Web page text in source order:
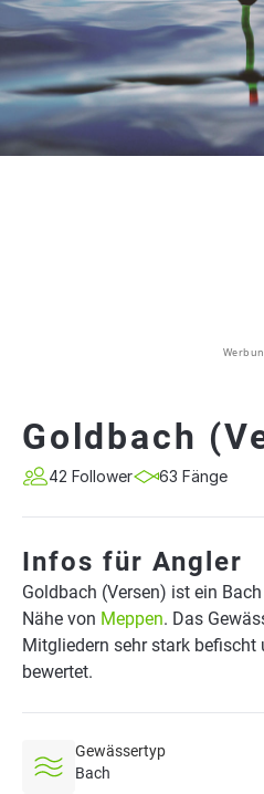
Goldbach
42 Follower 63 Fänge
Infos für Angler
Goldbach (Versen) ist ein
Nähe von Meppen. Das
Mitgliedern sehr stark befischt
bewertet.
Gewässertyp
Bach